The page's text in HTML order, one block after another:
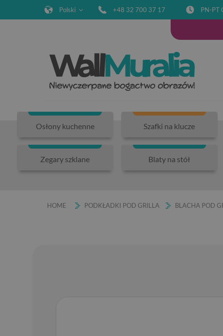
Polski +48 32 700 37 17 PN-PT
Osłony kuchenne Szafki na klucze
Zegary szklane Blaty na stół
HOME PODKŁADKI POD GRILLA BLACHA POD